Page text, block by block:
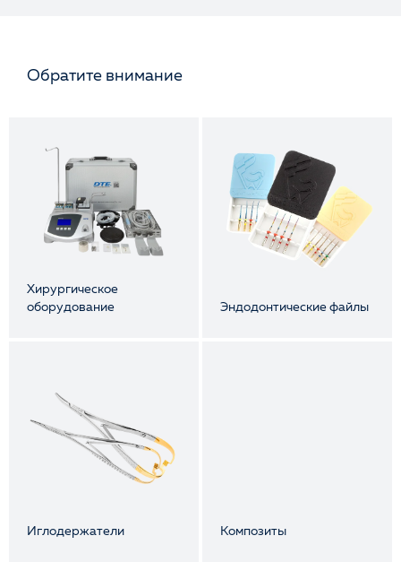
Обратите внимание
Хирургическое
оборудование
Эндодонтические файлы
Иглодержатели Композиты